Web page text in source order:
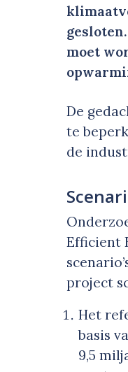
moet
De
te
de
Efficient
project
Het
basis
9,5